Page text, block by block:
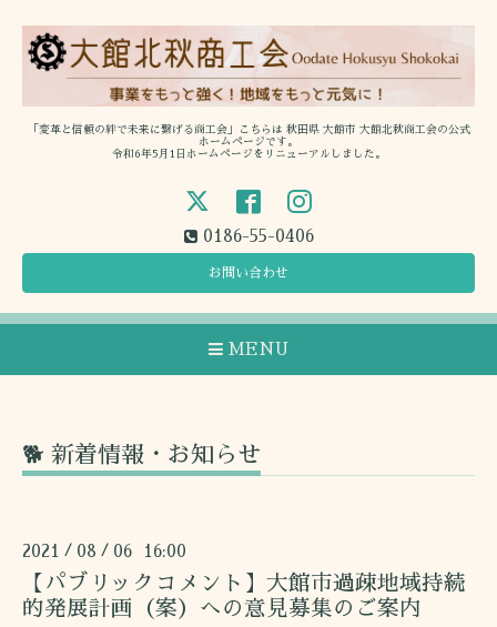
「変革と信頼の絆で未来に繋げる商工会」こちらは 秋田県 大館市 大館北秋商工会の公式
ホームページです。
令和6年5月1日ホームページをリニューアルしました。
0186-55-0406
お問い合わせ
MENU
🐕 新着情報・お知らせ
2021 / 08 / 06 16:00
【パブリックコメント】大館市過疎地域持続
的発展計画（案）への意見募集のご案内